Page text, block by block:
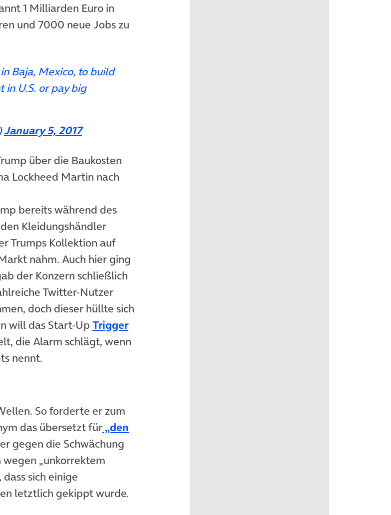
1 Milliarden Euro in
und 7000 neue Jobs zu
Baja, Mexico, to build
in U.S. or pay big
January 5, 2017
über die Baukosten
Lockheed Martin nach
bereits während des
Kleidungshändler
Trumps Kollektion auf
nahm. Auch hier ging
der Konzern schließlich
Twitter-Nutzer
doch dieser hüllte sich
will das Start-Up Trigger
die Alarm schlägt, wenn
nennt.
So forderte er zum
das übersetzt für „den
gegen die Schwächung
„unkorrektem
sich einige
letztlich gekippt wurde.